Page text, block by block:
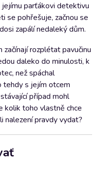
parťákovi detektivu
se pohřešuje, začnou se
zapálí nedaleký dům.
rozplétat pavučinu
daleko do minulosti, k
než spáchal
tehdy s jejím otcem
případ mohl
kolik toho vlastně chce
nalezení pravdy vydat?